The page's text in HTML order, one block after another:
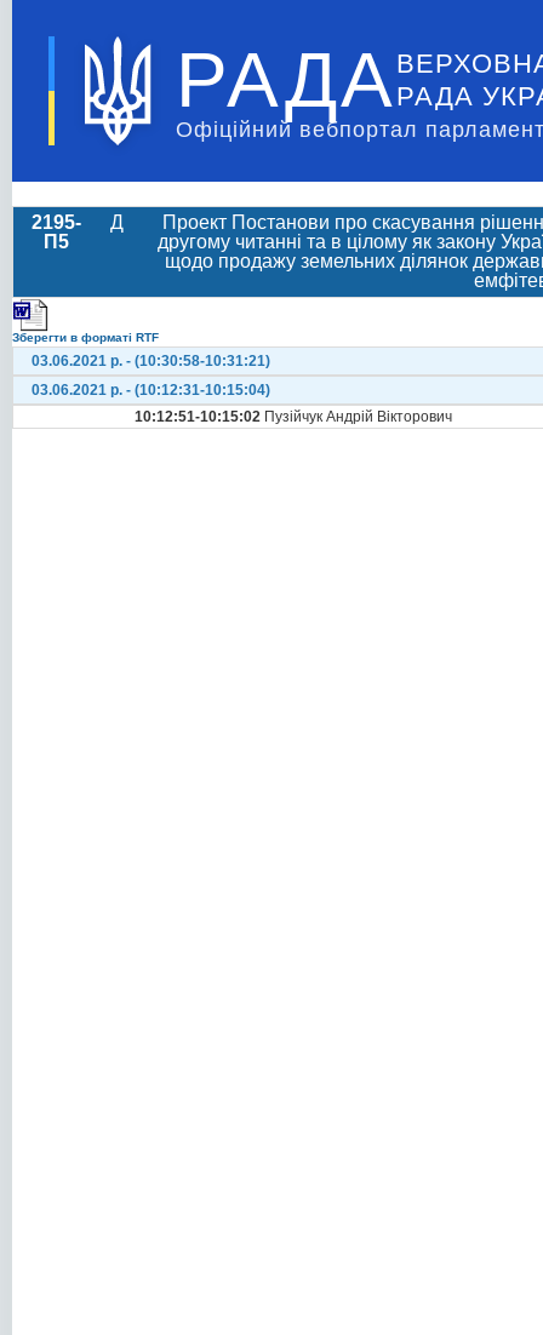
РАДА РАДА
Офіційний вебпортал
2195-
П5
Д
Проект Постанови про скасування
другому читанні та в цілому як закону
щодо продажу земельних ділянок
Зберегти в форматі RTF
03.06.2021 р. - (10:30:58-10:31:21)
03.06.2021 р. - (10:12:31-10:15:04)
10:12:51-10:15:02 Пузійчук Андрій Вікторович